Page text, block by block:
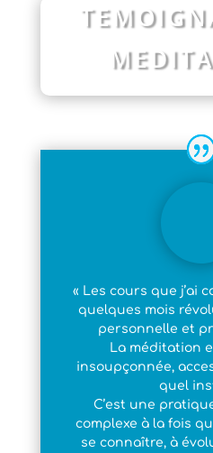
« Les cours que j’ai
quelques mois
personnelle et
La méditation
insoupçonnée,
quel
C’est une
complexe à la fois
se connaître, à